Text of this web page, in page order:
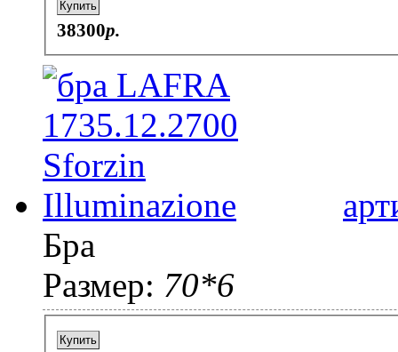
Купить
38300p.
Бра
Размер: 70*6
Купить